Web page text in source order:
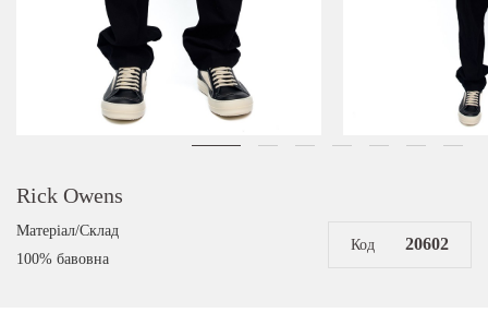
Rick Owens
Матеріал/Склад
100% бавовна
Код 20602